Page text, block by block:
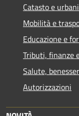
Catasto e
Mobilità e
Educazione e
Tributi, finanze
Salute,
Autorizzazioni